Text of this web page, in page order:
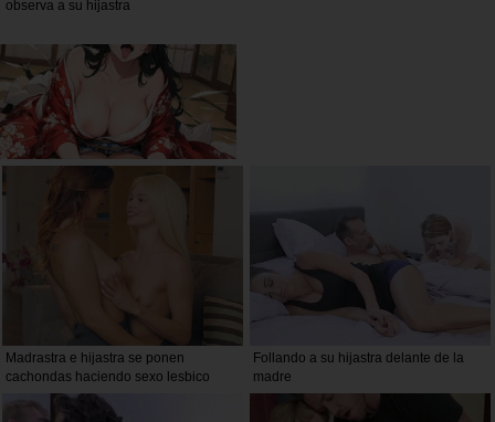
observa a su hijastra
Madrastra e hijastra se ponen
cachondas haciendo sexo lesbico
Follando a su hijastra delante de la
madre